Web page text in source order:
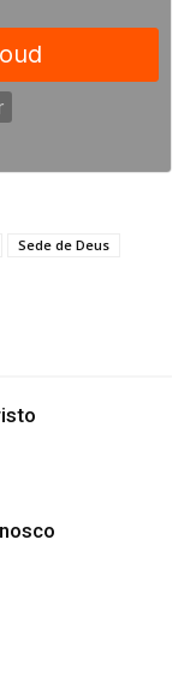
Sede de Deus